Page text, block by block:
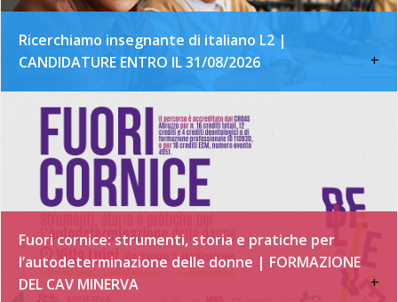
Ricerchiamo insegnante di italiano L2 |
CANDIDATURE ENTRO IL 31/08/2026
+
Fuori cornice: strumenti, storia e pratiche per
l’autodeterminazione delle donne | FORMAZIONE
DEL CAV MINERVA
+